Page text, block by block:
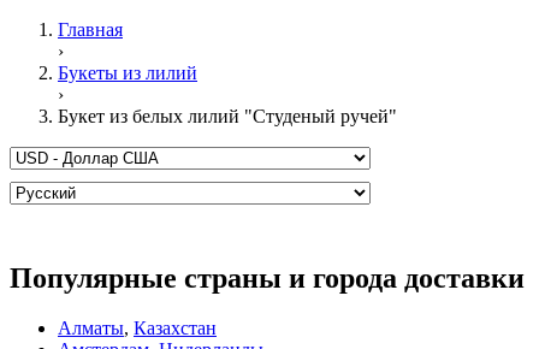
Главная
›
Букеты из лилий
›
Букет из белых лилий "Студеный ручей"
Популярные страны и города доставки
Алматы, Казахстан